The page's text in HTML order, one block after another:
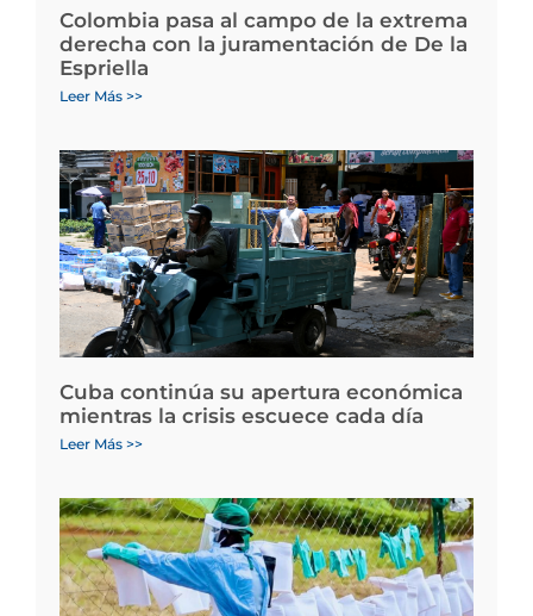
Colombia pasa al campo de la extrema
derecha con la juramentación de De la
Espriella
Leer Más >>
Cuba continúa su apertura económica
mientras la crisis escuece cada día
Leer Más >>